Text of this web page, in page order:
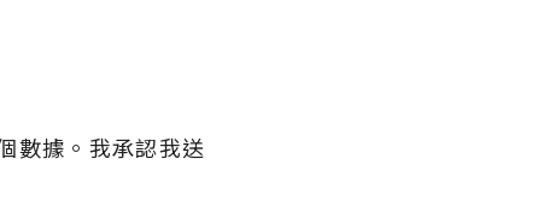
數據。我承認我送